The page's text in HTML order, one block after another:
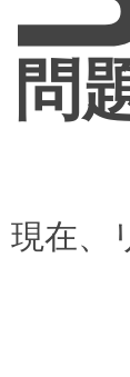
問
現在、